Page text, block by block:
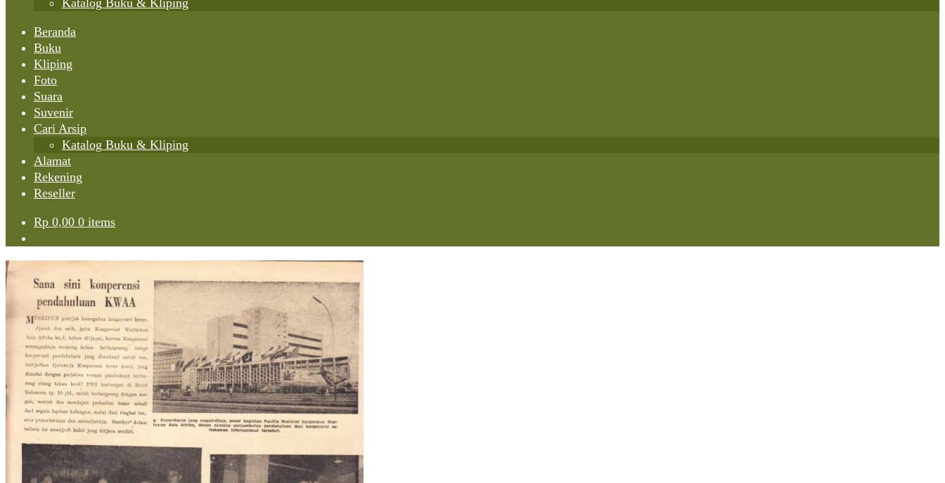
Katalog Buku & Kliping
Beranda
Buku
Kliping
Foto
Suara
Suvenir
Cari Arsip
Katalog Buku & Kliping
Alamat
Rekening
Reseller
Rp 0,00 0 items